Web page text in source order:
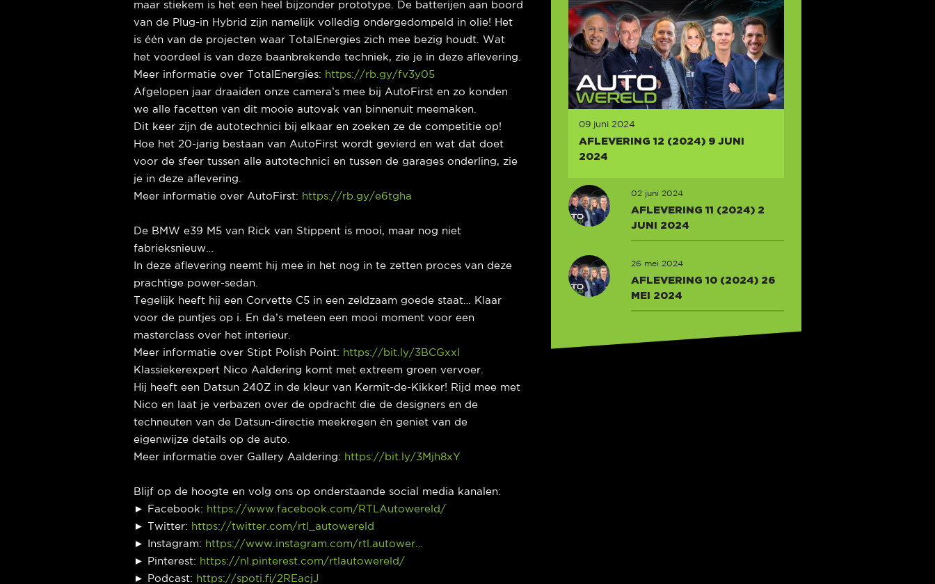
maar stiekem is het een heel bijzonder prototype. De batterijen aan boord
van de Plug-in Hybrid zijn namelijk volledig ondergedompeld in olie! Het
is één van de projecten waar TotalEnergies zich mee bezig houdt. Wat
het voordeel is van deze baanbrekende techniek, zie je in deze aflevering.
Meer informatie over TotalEnergies:
https://rb.gy/fv3y05
Afgelopen jaar draaiden onze camera’s mee bij AutoFirst en zo konden
we alle facetten van dit mooie autovak van binnenuit meemaken.
Dit keer zijn de autotechnici bij elkaar en zoeken ze de competitie op!
Hoe het 20-jarig bestaan van AutoFirst wordt gevierd en wat dat doet
voor de sfeer tussen alle autotechnici en tussen de garages onderling, zie
je in deze aflevering.
Meer informatie over AutoFirst:
https://rb.gy/e6tgha
De BMW e39 M5 van Rick van Stippent is mooi, maar nog niet
fabrieksnieuw…
In deze aflevering neemt hij mee in het nog in te zetten proces van deze
prachtige power-sedan.
Tegelijk heeft hij een Corvette C5 in een zeldzaam goede staat… Klaar
voor de puntjes op i. En da’s meteen een mooi moment voor een
masterclass over het interieur.
Meer informatie over Stipt Polish Point:
https://bit.ly/3BCGxxI
Klassiekerexpert Nico Aaldering komt met extreem groen vervoer.
Hij heeft een Datsun 240Z in de kleur van Kermit-de-Kikker! Rijd mee met
Nico en laat je verbazen over de opdracht die de designers en de
techneuten van de Datsun-directie meekregen én geniet van de
eigenwijze details op de auto.
Meer informatie over Gallery Aaldering:
https://bit.ly/3Mjh8xY
Blijf op de hoogte en volg ons op onderstaande social media kanalen:
► Facebook:
https://www.facebook.com/RTLAutowereld/
► Twitter:
https://twitter.com/rtl_autowereld
► Instagram:
https://www.instagram.com/rtl.autower…
► Pinterest:
https://nl.pinterest.com/rtlautowereld/
► Podcast:
https://spoti.fi/2REacjJ
09 juni 2024
AFLEVERING 12 (2024) 9 JUNI
2024
02 juni 2024
AFLEVERING 11 (2024) 2
JUNI 2024
26 mei 2024
AFLEVERING 10 (2024) 26
MEI 2024